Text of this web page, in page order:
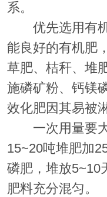
系。
优先选用有机
能良好的有机肥
草肥、桔秆、堆
施磷矿粉、钙镁
效化肥因其易被
一次用量要大
15~20吨堆肥加
磷肥，堆放5~10
肥料充分混匀。